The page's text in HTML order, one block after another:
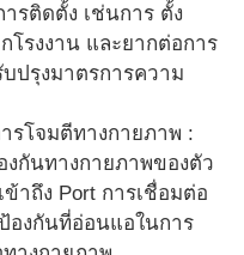
รติดตั้ง เช่นการ ตั้ง
โรงงาน และยากต่อการ
ปรุงมาตรการความ
รโจมตีทางกายภาพ :
งกันทางกายภาพของตัว
าถึง Port การเชื่อมต่อ
องกันที่อ่อนแอในการ